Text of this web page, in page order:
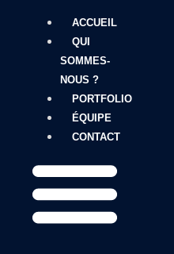
ACCUEIL
QUI
SOMMES-
NOUS ?
PORTFOLIO
ÉQUIPE
CONTACT